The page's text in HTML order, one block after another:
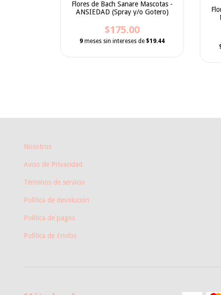
Flores de Bach Sanare Mascotas -
ANSIEDAD (Spray y/o Gotero)
$175.00
9 meses sin intereses de $19.44
Nosotros
Aviso de Privacidad
Términos de servicio
Política de devolución
Política de pagos
Política de Envíos